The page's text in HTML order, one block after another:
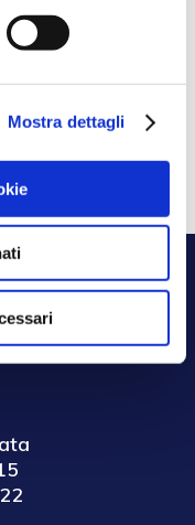
Mostra dettagli
Cerbeyra
Vantaggi e
UNI/PdR